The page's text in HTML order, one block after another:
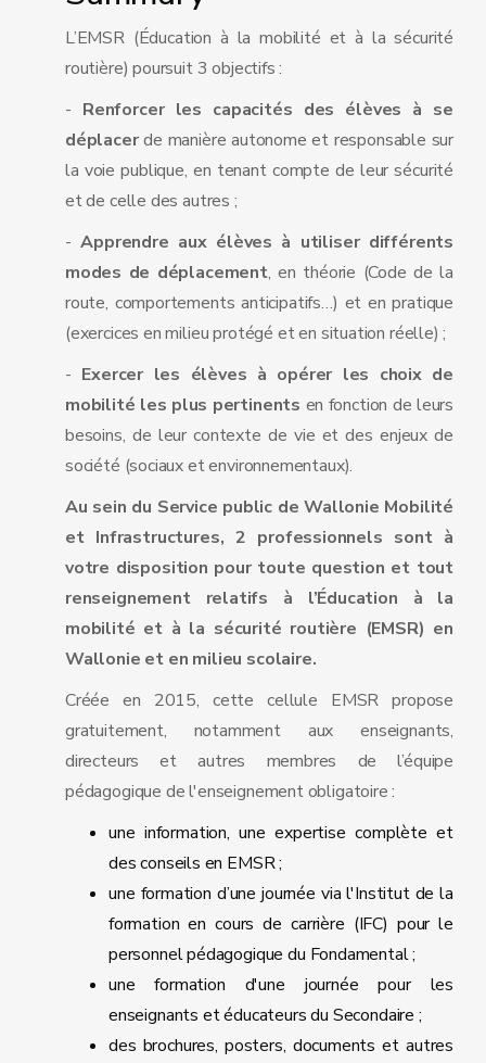
L’EMSR (Éducation à la mobilité et à la sécurité
routière) poursuit 3 objectifs :
- Renforcer les capacités des élèves à se
déplacerde manière autonome et responsable sur
la voie publique, en tenant compte de leur sécurité
et de celle des autres ;
-Apprendre aux élèves à utiliser différents
modes de déplacement, en théorie (Code de la
route, comportements anticipatifs…) et en pratique
(exercices en milieu protégé et en situation réelle) ;
- Exercer les élèves à opérer les choix de
mobilité les plus pertinents en fonction de leurs
besoins, de leur contexte de vie et des enjeux de
société (sociaux et environnementaux).
Au sein du Service public de Wallonie Mobilité
et Infrastructures, 2 professionnels sont à
votre disposition pour toute question et tout
renseignement relatifs à l’Éducation à la
mobilité et à la sécurité routière (EMSR) en
Wallonie et en milieu scolaire.
Créée en 2015, cette cellule EMSR propose
gratuitement, notamment aux enseignants,
directeurs et autres membres de l’équipe
pédagogique de l'enseignement obligatoire :
une information, une expertise complète et
des conseils en EMSR ;
une formation d’une journée via l'Institut de la
formation en cours de carrière (IFC) pour le
personnel pédagogique du Fondamental ;
une formation d'une journée pour les
enseignants et éducateurs du Secondaire ;
des brochures, posters, documents et autres